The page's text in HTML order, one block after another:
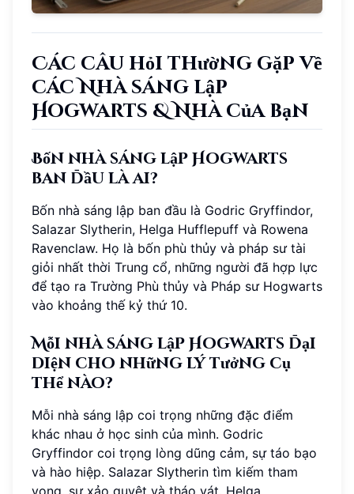
Các câu hỏi thường gặp về
các Nhà sáng lập
Hogwarts & Nhà của bạn
Bốn nhà sáng lập Hogwarts
ban đầu là ai?
Bốn nhà sáng lập ban đầu là Godric Gryffindor,
Salazar Slytherin, Helga Hufflepuff và Rowena
Ravenclaw. Họ là bốn phù thủy và pháp sư tài
giỏi nhất thời Trung cổ, những người đã hợp lực
để tạo ra Trường Phù thủy và Pháp sư Hogwarts
vào khoảng thế kỷ thứ 10.
Mỗi nhà sáng lập Hogwarts đại
diện cho những lý tưởng cụ
thể nào?
Mỗi nhà sáng lập coi trọng những đặc điểm
khác nhau ở học sinh của mình. Godric
Gryffindor coi trọng lòng dũng cảm, sự táo bạo
và hào hiệp. Salazar Slytherin tìm kiếm tham